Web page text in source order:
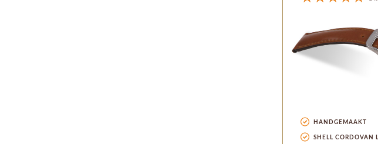
HANDGEMAAKT
SHELL CORDOVAN